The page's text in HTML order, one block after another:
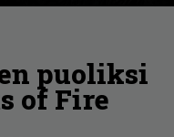
puoliksi
of Fire